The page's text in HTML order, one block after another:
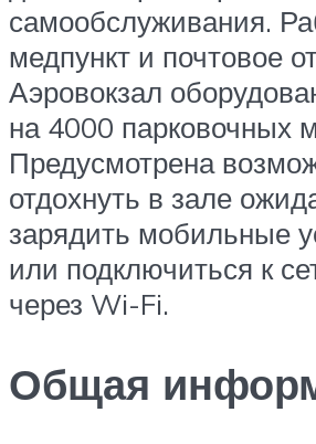
самообслуживания.
медпункт и почтовое
Аэровокзал
на 4000 парковочных
Предусмотрена
отдохнуть в зале
зарядить мобильные
или подключиться к
через Wi-Fi.
Общая